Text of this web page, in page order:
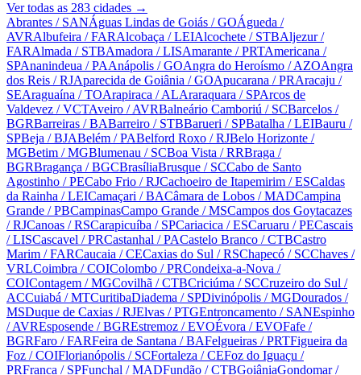
Ver todas as 283 cidades →
Abrantes / SANÁguas Lindas de Goiás / GOÁgueda /
AVRAlbufeira / FARAlcobaça / LEIAlcochete / STBAljezur/
FARAlmada / STBAmadora / LISAmarante / PRTAmericana /
SPAnanindeua / PAAnápolis / GOAngra do Heroísmo / AZOAngra
dos Reis / RJAparecida de Goiânia / GOApucarana / PRAracaju /
SEAraguaína / TOArapiraca / ALAraraquara / SPArcos de
Valdevez / VCTAveiro / AVRBalneário Camboriú / SCBarcelos /
BGRBarreiras / BABarreiro / STBBarueri / SPBatalha / LEIBauru /
SPBeja / BJABelém / PABelford Roxo / RJBelo Horizonte /
MGBetim / MGBlumenau / SCBoa Vista / RRBraga /
BGRBragança / BGCBrasíliaBrusque / SCCabo de Santo
Agostinho / PECabo Frio / RJCachoeiro de Itapemirim / ESCaldas
da Rainha / LEICamaçari / BACâmara de Lobos / MADCampina
Grande / PBCampinasCampo Grande / MSCampos dos Goytacazes
/ RJCanoas / RSCarapicuíba / SPCariacica / ESCaruaru / PECascais
/ LISCascavel / PRCastanhal / PACastelo Branco / CTBCastro
Marim / FARCaucaia / CECaxias do Sul / RSChapecó / SCChaves /
VRLCoimbra / COIColombo / PRCondeixa-a-Nova /
COIContagem / MGCovilhã / CTBCriciúma / SCCruzeiro do Sul /
ACCuiabá / MTCuritibaDiadema / SPDivinópolis / MGDourados /
MSDuque de Caxias / RJElvas / PTGEntroncamento / SANEspinho
/ AVREsposende / BGREstremoz / EVOÉvora / EVOFafe /
BGRFaro / FARFeira de Santana / BAFelgueiras / PRTFigueira da
Foz / COIFlorianópolis / SCFortaleza / CEFoz do Iguaçu /
PRFranca / SPFunchal / MADFundão / CTBGoiâniaGondomar/